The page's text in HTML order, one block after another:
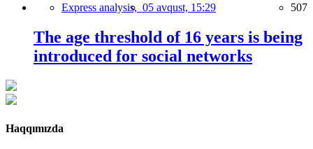
Express analysis, 05 avqust, 15:29 507
The age threshold of 16 years is being
introduced for social networks
Haqqımızda